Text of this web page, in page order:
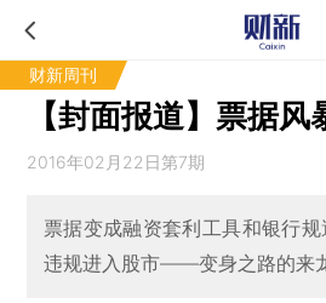
财新周刊
【封面报道】票据风
2016年02月22日第7期
票据变成融资套利工具和银行
违规进入股市——变身之路的来